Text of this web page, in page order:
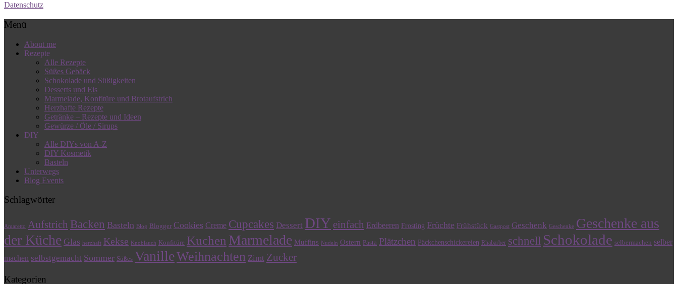
Datenschutz
Menü
About me
Rezepte
Alle Rezepte
Süßes Gebäck
Schokolade und Süßigkeiten
Desserts und Eis
Marmelade, Konfitüre und Brotaufstrich
Herzhafte Rezepte
Getränke – Rezepte und Ideen
Gewürze / Öle / Sirups
DIY
Alle DIYs von A-Z
DIY Kosmetik
Basteln
Unterwegs
Blog Events
Schlagwörter
Amaretto Aufstrich Backen Basteln Blog Blogger Cookies Creme Cupcakes Dessert DIY einfach Erdbeeren Frosting Früchte Frühstück Gastpost Geschenk Geschenke Geschenke aus
der Küche Glas herzhaft Kekse Knoblauch Konfitüre Kuchen Marmelade Muffins Nudeln Ostern Pasta Plätzchen Päckchenschickereien Rhabarber schnell Schokolade selbermachen selber
machen selbstgemacht Sommer Süßes VanilleWeihnachten Zimt Zucker
Kategorien